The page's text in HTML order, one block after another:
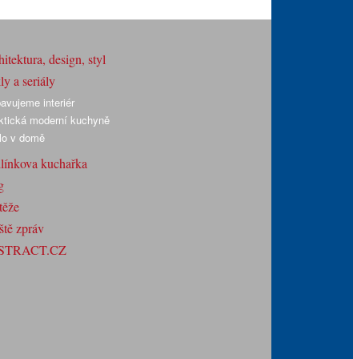
design, styl
a seriály
interiér
moderní kuchyně
v domě
kuchařka
zpráv